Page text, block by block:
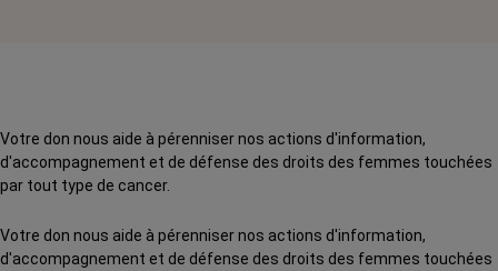
Votre don nous aide à pérenniser nos actions d'information,
d'accompagnement et de défense des droits des femmes touchées
par tout type de cancer.
Votre don nous aide à pérenniser nos actions d'information,
d'accompagnement et de défense des droits des femmes touchées